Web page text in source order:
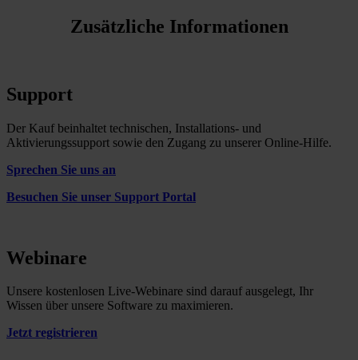
Zusätzliche Informationen
Support
Der Kauf beinhaltet technischen, Installations- und
Aktivierungssupport sowie den Zugang zu unserer Online-Hilfe.
Sprechen Sie uns an
Besuchen Sie unser Support Portal
Webinare
Unsere kostenlosen Live-Webinare sind darauf ausgelegt, Ihr
Wissen über unsere Software zu maximieren.
Jetzt registrieren